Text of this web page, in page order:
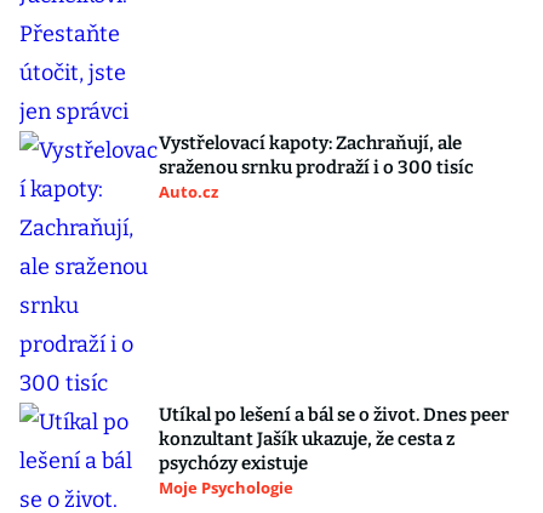
Vystřelovací kapoty: Zachraňují, ale
sraženou srnku prodraží i o 300 tisíc
Auto.cz
Utíkal po lešení a bál se o život. Dnes peer
konzultant Jašík ukazuje, že cesta z
psychózy existuje
Moje Psychologie